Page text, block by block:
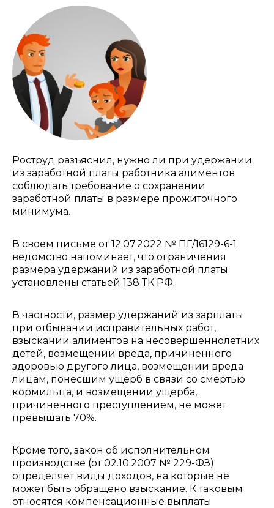
Роструд разъяснил, нужно ли при удержании
из заработной платы работника алиментов
соблюдать требование о сохранении
заработной платы в размере прожиточного
минимума.
В своем письме от 12.07.2022 № ПГ/16129-6-1
ведомство напоминает, что ограничения
размера удержаний из заработной платы
установлены статьей 138 ТК РФ.
В частности, размер удержаний из зарплаты
при отбывании исправительных работ,
взыскании алиментов на несовершеннолетних
детей, возмещении вреда, причиненного
здоровью другого лица, возмещении вреда
лицам, понесшим ущерб в связи со смертью
кормильца, и возмещении ущерба,
причиненного преступлением, не может
превышать 70%.
Кроме того, закон об исполнительном
производстве (от 02.10.2007 № 229-ФЗ)
определяет виды доходов, на которые не
может быть обращено взыскание. К таковым
относятся компенсационные выплаты